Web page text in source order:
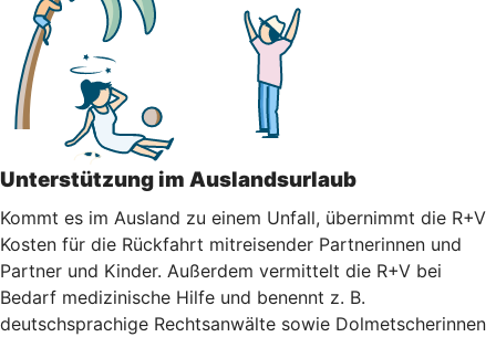
Unterstützung im Auslandsurlaub
Kommt es im Ausland zu einem Unfall, übernimmt die R+V
Kosten für die Rückfahrt mitreisender Partnerinnen und
Partner und Kinder. Außerdem vermittelt die R+V bei
Bedarf medizinische Hilfe und benennt z. B.
deutschsprachige Rechtsanwälte sowie Dolmetscherinnen